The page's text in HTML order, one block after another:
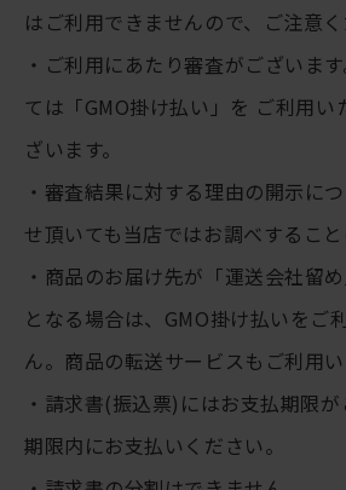
はご利用できませんので、ご注意く
・ご利用にあたり審査がございま
ては「GMO掛け払い」を ご利用い
ざいます。
・審査結果に対する理由の開示に
せ頂いても当店ではお調べすること
・商品のお届け先が「運送会社留
となる場合は、GMO掛け払いをご
ん。商品の転送サービスもご利用い
・請求書(振込票)にはお支払期限
期限内にお支払いください。